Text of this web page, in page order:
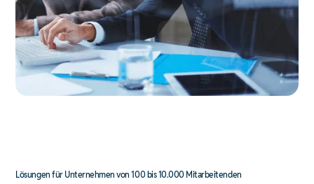
Lösungen für Unternehmen von 100 bis 10.000 Mitarbeitenden